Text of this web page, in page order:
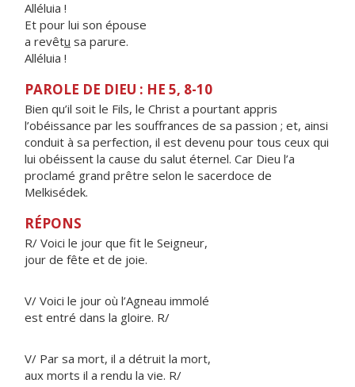
Alléluia !
Et pour lui son épouse
a revêtu sa parure.
Alléluia !
PAROLE DE DIEU : HE 5, 8-10
Bien qu’il soit le Fils, le Christ a pourtant appris
l’obéissance par les souffrances de sa passion ; et, ainsi
conduit à sa perfection, il est devenu pour tous ceux qui
lui obéissent la cause du salut éternel. Car Dieu l’a
proclamé grand prêtre selon le sacerdoce de
Melkisédek.
RÉPONS
R/ Voici le jour que fit le Seigneur,
jour de fête et de joie.
V/ Voici le jour où l’Agneau immolé
est entré dans la gloire. R/
V/ Par sa mort, il a détruit la mort,
aux morts il a rendu la vie. R/